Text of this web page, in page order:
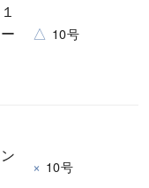
△ 10号
× 10号